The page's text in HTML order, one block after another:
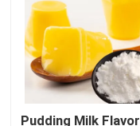
VR-show
Over ons
Pudding Milk Flavor